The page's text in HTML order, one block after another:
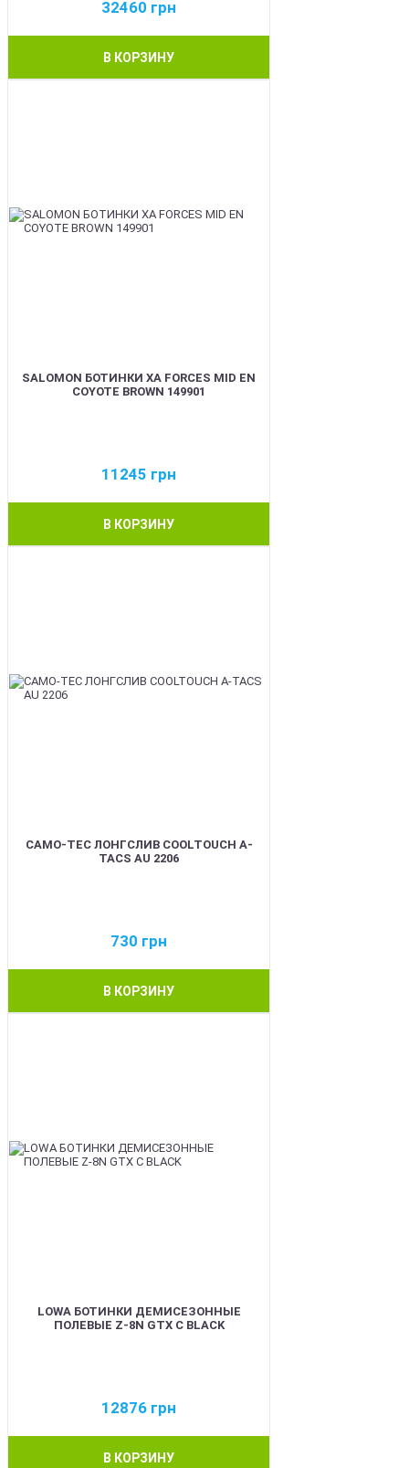
32460 грн
В КОРЗИНУ
SALOMON БОТИНКИ XA FORCES MID EN
COYOTE BROWN 149901
11245 грн
В КОРЗИНУ
CAMO-TEC ЛОНГСЛИВ COOLTOUCH A-
TACS AU 2206
730 грн
В КОРЗИНУ
LOWA БОТИНКИ ДЕМИСЕЗОННЫЕ
ПОЛЕВЫЕ Z-8N GTX C BLACK
12876 грн
В КОРЗИНУ